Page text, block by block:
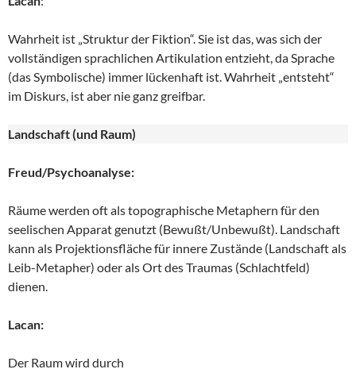
Wahrheit ist „Struktur der Fiktion“. Sie ist das, was sich der
vollständigen sprachlichen Artikulation entzieht, da Sprache
(das Symbolische) immer lückenhaft ist. Wahrheit „entsteht“
im Diskurs, ist aber nie ganz greifbar.
Landschaft (und Raum)
Freud/Psychoanalyse:
Räume werden oft als topographische Metaphern für den
seelischen Apparat genutzt (Bewußt/Unbewußt). Landschaft
kann als Projektionsfläche für innere Zustände (Landschaft als
Leib-Metapher) oder als Ort des Traumas (Schlachtfeld)
dienen.
Lacan:
Der Raum wird durch